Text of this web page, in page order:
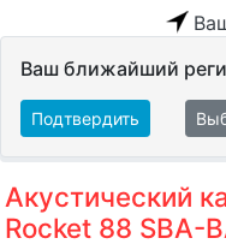
Ваш ближайший
Подтвердить
Акустический
Rocket 88 SBA-